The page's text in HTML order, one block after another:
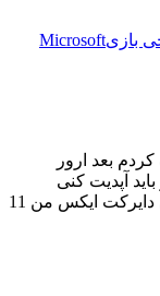
Microsoft
بعد ارور
دایرکت ایکسی که بازی می خواد 9 هست ولی دایرکت ایکس من 11